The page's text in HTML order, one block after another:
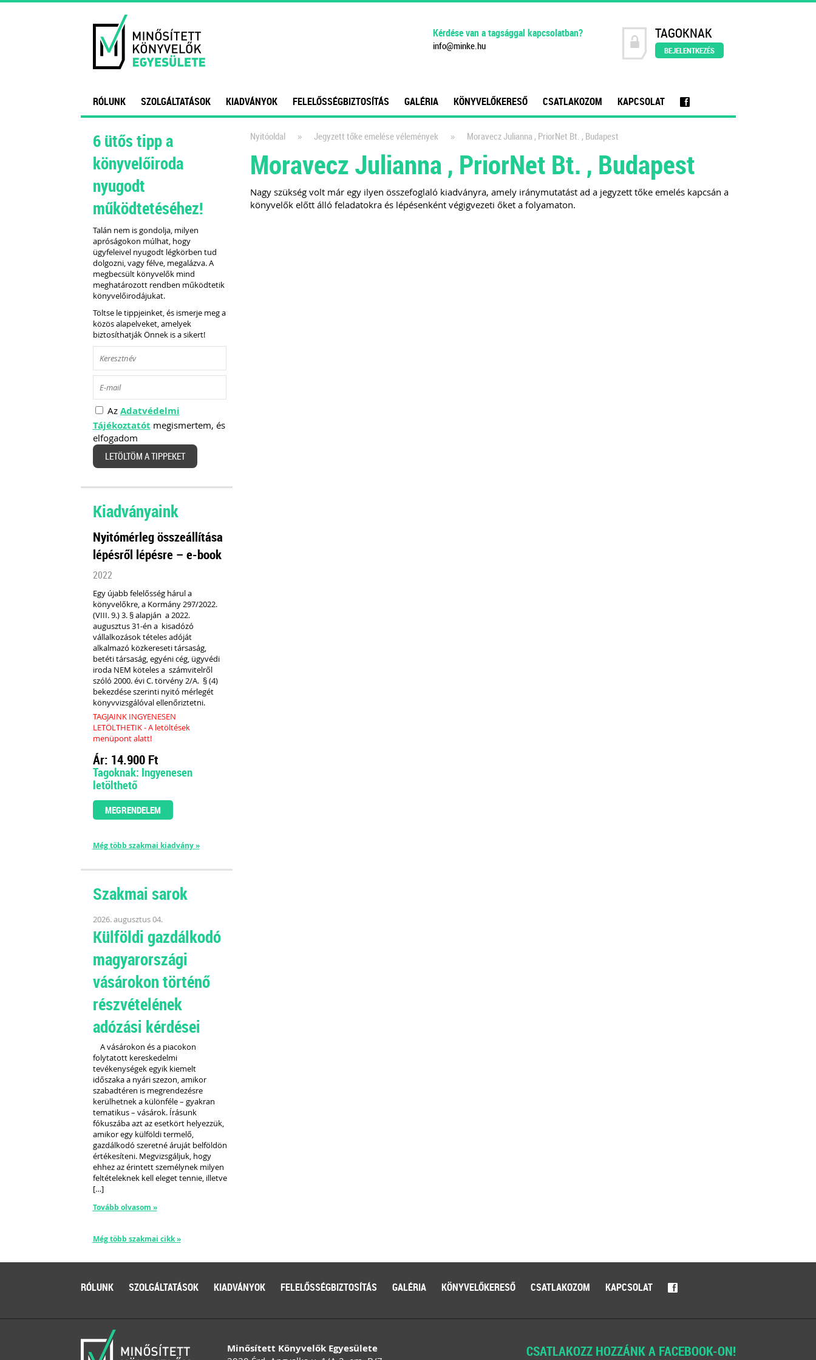
Kérdése van a tagsággal kapcsolatban?
info@minke.hu
TAGOKNAK
BEJELENTKEZÉS
RÓLUNK SZOLGÁLTATÁSOK KIADVÁNYOK FELELŐSSÉGBIZTOSÍTÁS GALÉRIA KÖNYVELŐKERESŐ CSATLAKOZOM KAPCSOLAT f
Nyitóoldal » Jegyzett tőke emelése vélemények » Moravecz Julianna , PriorNet Bt. , Budapest
Moravecz Julianna , PriorNet Bt. , Budapest
Nagy szükség volt már egy ilyen összefoglaló kiadványra, amely iránymutatást ad a jegyzett tőke emelés kapcsán a
könyvelők előtt álló feladatokra és lépésenként végigvezeti őket a folyamaton.
6 ütős tipp a
könyvelőiroda
nyugodt
működtetéséhez!
Talán nem is gondolja, milyen
apróságokon múlhat, hogy
ügyfeleivel nyugodt légkörben tud
dolgozni, vagy félve, megalázva. A
megbecsült könyvelők mind
meghatározott rendben működtetik
könyvelőirodájukat.
Töltse le tippjeinket, és ismerje meg a
közös alapelveket, amelyek
biztosíthatják Önnek is a sikert!
Az Adatvédelmi
Tájékoztatót megismertem, és
elfogadom
LETÖLTÖM A TIPPEKET
Kiadványaink
Nyitómérleg összeállítása
lépésről lépésre – e-book
2022
Egy újabb felelősség hárul a
könyvelőkre, a Kormány 297/2022.
(VIII. 9.) 3. § alapján a 2022.
augusztus 31-én a kisadózó
vállalkozások tételes adóját
alkalmazó közkereseti társaság,
betéti társaság, egyéni cég, ügyvédi
iroda NEM kötelesa számvitelről
szóló 2000. évi C. törvény 2/A. § (4)
bekezdése szerinti nyitó mérlegét
könyvvizsgálóval ellenőriztetni.
TAGJAINK INGYENESEN
LETÖLTHETIK - A letöltések
menüpont alatt!
Ár: 14.900 Ft
Tagoknak: Ingyenesen
letölthető
MEGRENDELEM
Még több szakmai kiadvány »
Szakmai sarok
2026. augusztus 04.
Külföldi gazdálkodó
magyarországi
vásárokon történő
részvételének
adózási kérdései
A vásárokon és a piacokon
folytatott kereskedelmi
tevékenységek egyik kiemelt
időszaka a nyári szezon, amikor
szabadtéren is megrendezésre
kerülhetnek a különféle – gyakran
tematikus – vásárok. Írásunk
fókuszába azt az esetkört helyezzük,
amikor egy külföldi termelő,
gazdálkodó szeretné áruját belföldön
értékesíteni. Megvizsgáljuk, hogy
ehhez az érintett személynek milyen
feltételeknek kell eleget tennie, illetve
[…]
Tovább olvasom »
Még több szakmai cikk »
RÓLUNK SZOLGÁLTATÁSOK KIADVÁNYOK FELELŐSSÉGBIZTOSÍTÁS GALÉRIA KÖNYVELŐKERESŐ CSATLAKOZOM KAPCSOLAT f
CSATLAKOZZ HOZZÁNK A FACEBOOK-ON!
Minősített Könyvelők Egyesülete